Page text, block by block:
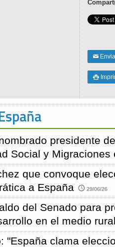
✉

presidente
Social y Migraciones
que convoque
a España
29/06/26
del Senado para
en el medio
"España clama